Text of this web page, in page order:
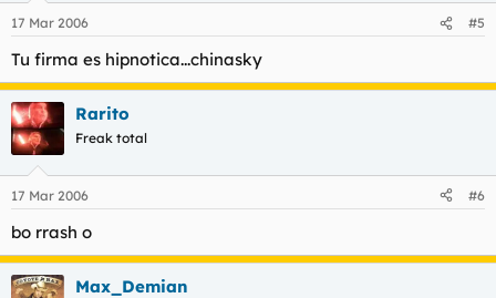
17 Mar 2006 #5
Tu firma es hipnotica...chinasky
Rarito
Freak total
17 Mar 2006 #6
bo rrash o
Max_Demian